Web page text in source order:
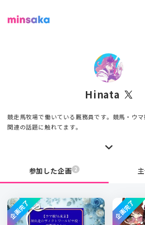
Hinata
競走馬牧場で働いている厩務員です。競馬・ウ
関連の話題に触れてます。
参加した企画 2
企画完了 企画完了